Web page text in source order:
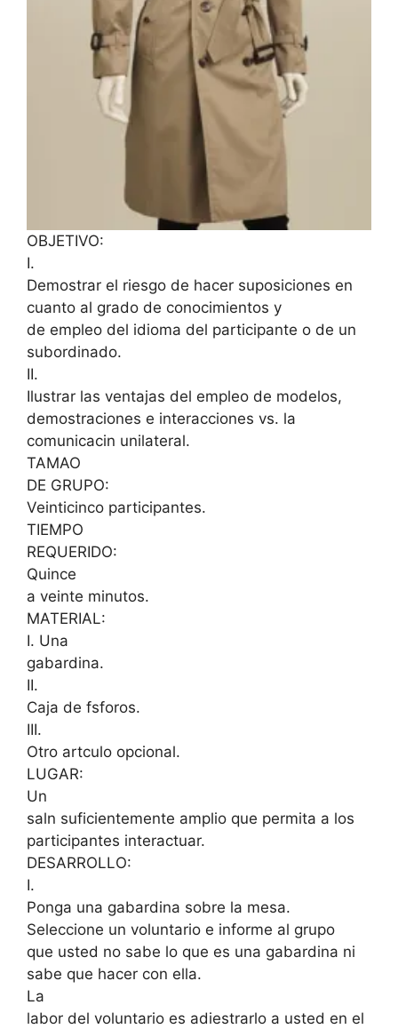
OBJETIVO:
I.
Demostrar el riesgo de hacer suposiciones en
cuanto al grado de conocimientos y
de empleo del idioma del participante o de un
subordinado.
II.
Ilustrar las ventajas del empleo de modelos,
demostraciones e interacciones vs. la
comunicacin unilateral.
TAMAO
DE GRUPO:
Veinticinco participantes.
TIEMPO
REQUERIDO:
Quince
a veinte minutos.
MATERIAL:
I. Una
gabardina.
II.
Caja de fsforos.
III.
Otro artculo opcional.
LUGAR:
Un
saln suficientemente amplio que permita a los
participantes interactuar.
DESARROLLO:
I.
Ponga una gabardina sobre la mesa.
Seleccione un voluntario e informe al grupo
que usted no sabe lo que es una gabardina ni
sabe que hacer con ella.
La
labor del voluntario es adiestrarlo a usted en el